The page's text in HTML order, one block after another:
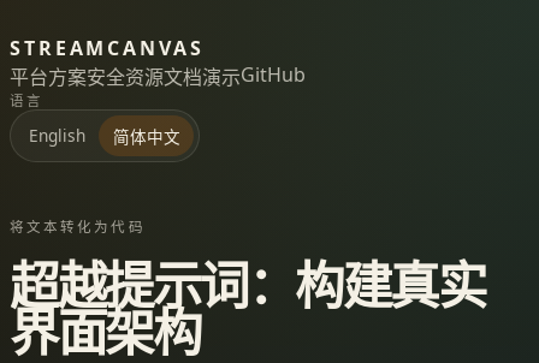
STREAMCANVAS
平台方案安全资源文档演示GitHub
语言
English 简体中文
将文本转化为代码
超越提示词：构建真实
界面架构